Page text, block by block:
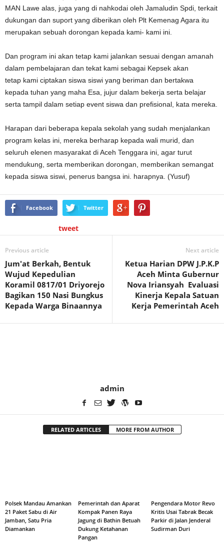
MAN Lawe alas, juga yang di nahkodai oleh Jamaludin Spdi, terkait
dukungan dan suport yang diberikan oleh Plt Kemenag Agara itu
merupakan sebuah dorongan kepada kami- kami ini.
Dan program ini akan tetap kami jalankan sesuai dengan amanah
dalam pembelajaran dan tekat kami sebagai Kepsek akan
tetap kami ciptakan siswa siswi yang beriman dan bertakwa
kepada tuhan yang maha Esa, jujur dalam bekerja serta belajar
serta tampil dalam setiap event siswa dan prefisional, kata mereka.
Harapan dari beberapa kepala sekolah yang sudah menjalankan
program kelas ini, mereka berharap kepada wali murid, dan
seluruh elenen masyarakat di Aceh Tenggara ini, agar turut
mendukung, serta memberikan dorongan, memberikan semangat
kepada siswa siswi, penerus bangsa ini. harapnya. (Yusuf)
Facebook Twitter
tweet
Previous article
Jum'at Berkah, Bentuk
Wujud Kepedulian
Koramil 0817/01 Driyorejo
Bagikan 150 Nasi Bungkus
Kepada Warga Binaannya
Next article
Ketua Harian DPW J.P.K.P
Aceh Minta Gubernur
Nova Iriansyah Evaluasi
Kinerja Kepala Satuan
Kerja Pemerintah Aceh
admin
RELATED ARTICLES MORE FROM AUTHOR
Polsek Mandau Amankan
21 Paket Sabu di Air
Jamban, Satu Pria
Diamankan
Pemerintah dan Aparat
Kompak Panen Raya
Jagung di Bathin Betuah
Dukung Ketahanan
Pangan
Pengendara Motor Revo
Kritis Usai Tabrak Becak
Parkir di Jalan Jenderal
Sudirman Duri